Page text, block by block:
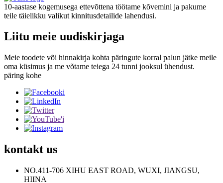
10-aastase kogemusega ettevõttena töötame kõvemini ja pakume
teile täielikku valikut kinnitusdetailide lahendusi.
Liitu meie uudiskirjaga
Meie toodete või hinnakirja kohta päringute korral palun jätke meile
oma küsimus ja me võtame teiega 24 tunni jooksul ühendust.
päring kohe
kontakt us
NO.411-706 XIHU EAST ROAD, WUXI, JIANGSU,
HIINA